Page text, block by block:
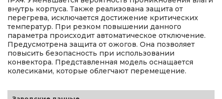
внутрь корпуса. Также реализована защита от
перегрева, исключается достижение критических
температур. При резком повышении данного
параметра происходит автоматическое отключение.
Предусмотрена защита от ожогов. Она позволяет
повысить безопасность при использовании
конвектора. Представленная модель оснащается
колесиками, которые облегчают перемещение.